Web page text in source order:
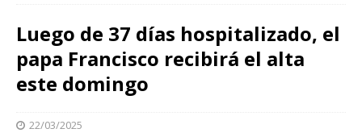
Luego de 37 días hospitalizado, el
papa Francisco recibirá el alta
este domingo
22/03/2025